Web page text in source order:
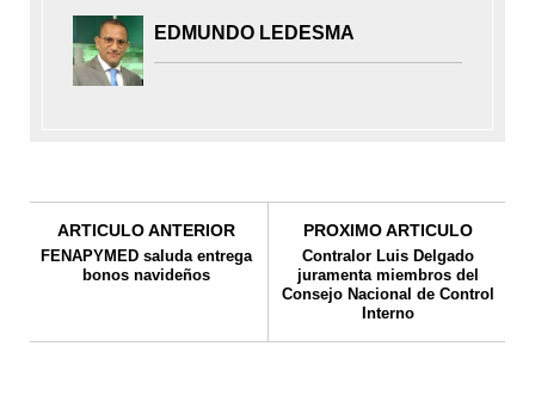
EDMUNDO LEDESMA
ARTICULO ANTERIOR
FENAPYMED saluda entrega
bonos navideños
PROXIMO ARTICULO
Contralor Luis Delgado
juramenta miembros del
Consejo Nacional de Control
Interno